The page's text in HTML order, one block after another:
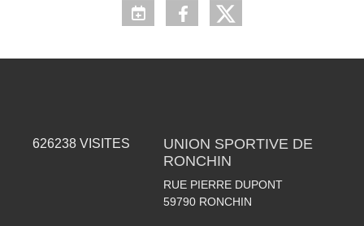
626238 VISITES
UNION SPORTIVE DE
RONCHIN
RUE PIERRE DUPONT
59790 RONCHIN